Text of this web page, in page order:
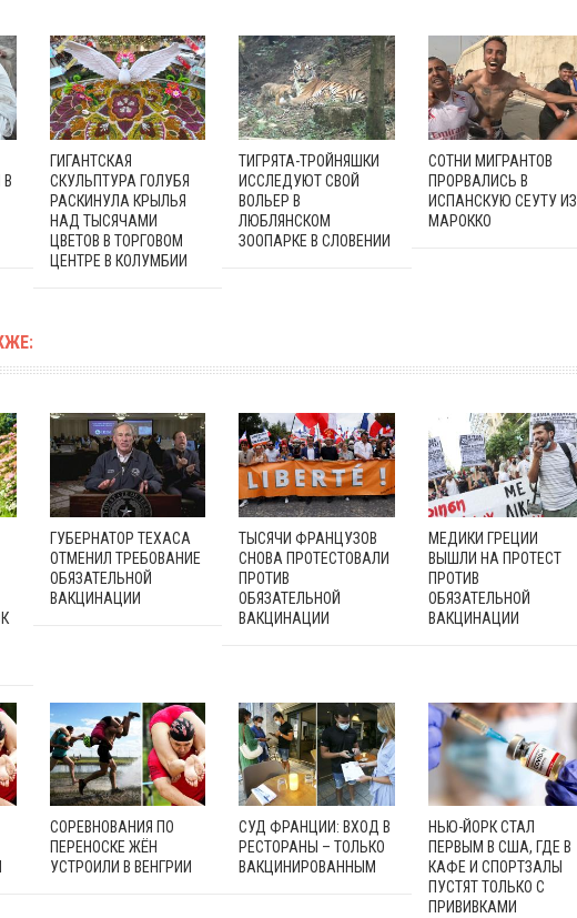
ГИГАНТСКАЯ
СКУЛЬПТУРА ГОЛУБЯ
РАСКИНУЛА КРЫЛЬЯ
НАД ТЫСЯЧАМИ
ЦВЕТОВ В ТОРГОВОМ
ЦЕНТРЕ В КОЛУМБИИ
ТИГРЯТА-ТРОЙНЯШКИ
ИССЛЕДУЮТ СВОЙ
ВОЛЬЕР В
ЛЮБЛЯНСКОМ
ЗООПАРКЕ В СЛОВЕНИИ
СОТНИ МИГРАНТОВ
ПРОРВАЛИСЬ В
ИСПАНСКУЮ СЕУТУ ИЗ
МАРОККО
ГУБЕРНАТОР ТЕХАСА
ОТМЕНИЛ ТРЕБОВАНИЕ
ОБЯЗАТЕЛЬНОЙ
ВАКЦИНАЦИИ
ТЫСЯЧИ ФРАНЦУЗОВ
СНОВА ПРОТЕСТОВАЛИ
ПРОТИВ
ОБЯЗАТЕЛЬНОЙ
ВАКЦИНАЦИИ
МЕДИКИ ГРЕЦИИ
ВЫШЛИ НА ПРОТЕСТ
ПРОТИВ
ОБЯЗАТЕЛЬНОЙ
ВАКЦИНАЦИИ
СОРЕВНОВАНИЯ ПО
ПЕРЕНОСКЕ ЖЁН
УСТРОИЛИ В ВЕНГРИИ
СУД ФРАНЦИИ: ВХОД В
РЕСТОРАНЫ – ТОЛЬКО
ВАКЦИНИРОВАННЫМ
НЬЮ-ЙОРК СТАЛ
ПЕРВЫМ В США, ГДЕ В
КАФЕ И СПОРТЗАЛЫ
ПУСТЯТ ТОЛЬКО С
ПРИВИВКАМИ